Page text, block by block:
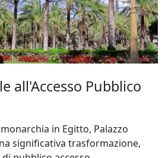
all'Accesso Pubblico
in Egitto, Palazzo
significativa trasformazione,